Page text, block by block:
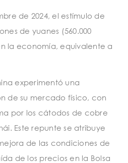
de 2024, el estímulo de
de yuanes (560.000
la economía, equivalente a
experimentó una
de su mercado físico, con
por los cátodos de cobre
Este repunte se atribuye
de las condiciones de
de los precios en la Bolsa